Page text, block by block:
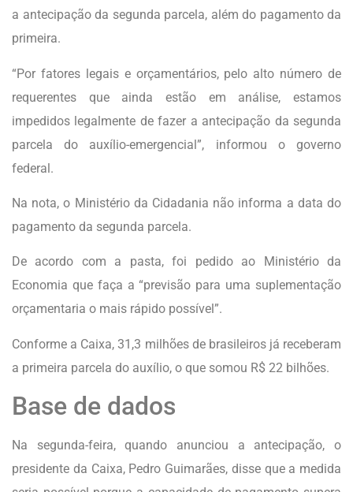
a antecipação da segunda parcela, além do pagamento da
primeira.
“Por fatores legais e orçamentários, pelo alto número de
requerentes que ainda estão em análise, estamos
impedidos legalmente de fazer a antecipação da segunda
parcela do auxílio-emergencial”, informou o governo
federal.
Na nota, o Ministério da Cidadania não informa a data do
pagamento da segunda parcela.
De acordo com a pasta, foi pedido ao Ministério da
Economia que faça a “previsão para uma suplementação
orçamentaria o mais rápido possível”.
Conforme a Caixa, 31,3 milhões de brasileiros já receberam
a primeira parcela do auxílio, o que somou R$ 22 bilhões.
Base de dados
Na segunda-feira, quando anunciou a antecipação, o
presidente da Caixa, Pedro Guimarães, disse que a medida